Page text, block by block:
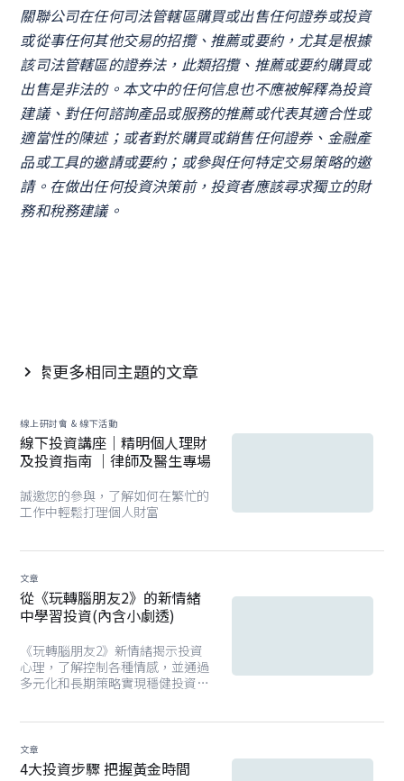
關聯公司在任何司法管轄區購買或出售任何證券或投資
或從事任何其他交易的招攬、推薦或要約，尤其是根據
該司法管轄區的證券法，此類招攬、推薦或要約購買或
出售是非法的。本文中的任何信息也不應被解釋為投資
建議、對任何諮詢產品或服務的推薦或代表其適合性或
適當性的陳述；或者對於購買或銷售任何證券、金融產
品或工具的邀請或要約；或參與任何特定交易策略的邀
請。在做出任何投資決策前，投資者應該尋求獨立的財
務和稅務建議。
探索更多相同主題的文章

線上研討會 & 線下活動
線下投資講座｜精明個人理財
及投資指南 ｜律師及醫生專場
誠邀您的參與，了解如何在繁忙的
工作中輕鬆打理個人財富
文章
從《玩轉腦朋友2》的新情緒
中學習投資(內含小劇透)
《玩轉腦朋友2》新情緒揭示投資
心理，了解控制各種情感，並通過
多元化和長期策略實現穩健投資回
文章
4大投資步驟 把握黃金時間